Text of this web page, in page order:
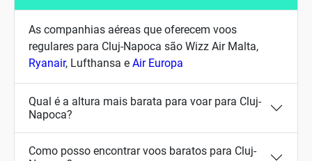
As companhias aéreas que oferecem voos
regulares para Cluj-Napoca são Wizz Air Malta,
Ryanair, Lufthansa e Air Europa
Qual é a altura mais barata para voar para Cluj-
Napoca?
Como posso encontrar voos baratos para Cluj-